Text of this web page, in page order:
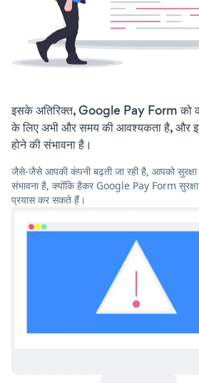
इसके अतिरिक्त, Google Pay Form को
के लिए अभी और समय की आवश्यकता है, और
होने की संभावना है।
जैसे-जैसे आपकी कंपनी बढ़ती जा रही है, आपको
संभावना है, क्योंकि हैकर Google Pay Form सुरक्षा
प्रयास कर सकते हैं।